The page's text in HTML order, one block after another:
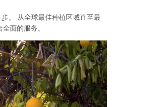
。 从全球最佳种植区域直至最
面的服务。